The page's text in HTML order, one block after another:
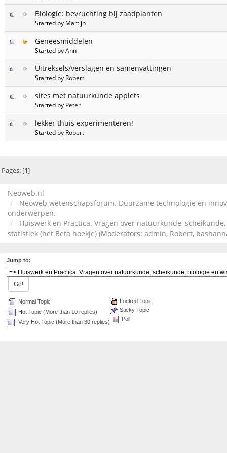
Biologie: bevruchting bij zaadplanten
Started by Martijn
Geneesmiddelen
Started by Ann
Uitreksels/verslagen en samenvattingen
Started by Robert
sites met natuurkunde applets
Started by Peter
lekker thuis experimenteren!
Started by Robert
Pages: [1]
Neoweb.nl
Neoweb wetenschapsforum. Duurzame technologie en
onderwerpen.
Huiswerk en Practica. Vragen over natuurkunde,
statistiek (het Beta hoekje) (Moderators: admin, Robert,
Jump to:
Normal Topic
Hot Topic (More than 10 replies)
Very Hot Topic (More than 30 replies)
Locked Topic
Sticky Topic
Poll